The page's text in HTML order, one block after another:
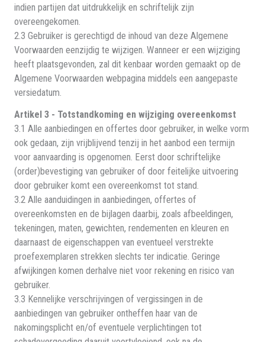
indien partijen dat uitdrukkelijk en schriftelijk zijn
overeengekomen.
2.3 Gebruiker is gerechtigd de inhoud van deze Algemene
Voorwaarden eenzijdig te wijzigen. Wanneer er een wijziging
heeft plaatsgevonden, zal dit kenbaar worden gemaakt op de
Algemene Voorwaarden webpagina middels een aangepaste
versiedatum.
Artikel 3 - Totstandkoming en wijziging overeenkomst
3.1 Alle aanbiedingen en offertes door gebruiker, in welke vorm
ook gedaan, zijn vrijblijvend tenzij in het aanbod een termijn
voor aanvaarding is opgenomen. Eerst door schriftelijke
(order)bevestiging van gebruiker of door feitelijke uitvoering
door gebruiker komt een overeenkomst tot stand.
3.2 Alle aanduidingen in aanbiedingen, offertes of
overeenkomsten en de bijlagen daarbij, zoals afbeeldingen,
tekeningen, maten, gewichten, rendementen en kleuren en
daarnaast de eigenschappen van eventueel verstrekte
proefexemplaren strekken slechts ter indicatie. Geringe
afwijkingen komen derhalve niet voor rekening en risico van
gebruiker.
3.3 Kennelijke verschrijvingen of vergissingen in de
aanbiedingen van gebruiker ontheffen haar van de
nakomingsplicht en/of eventuele verplichtingen tot